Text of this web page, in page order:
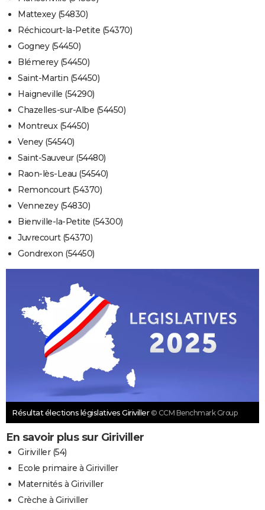
Mattexey (54830)
Réchicourt-la-Petite (54370)
Gogney (54450)
Blémerey (54450)
Saint-Martin (54450)
Haigneville (54290)
Chazelles-sur-Albe (54450)
Montreux (54450)
Veney (54540)
Saint-Sauveur (54480)
Raon-lès-Leau (54540)
Remoncourt (54370)
Vennezey (54830)
Bienville-la-Petite (54300)
Juvrecourt (54370)
Gondrexon (54450)
Résultat élections législatives Giriviller © CCM Benchmark Group
En savoir plus sur Giriviller
Giriviller (54)
Ecole primaire à Giriviller
Maternités à Giriviller
Crèche à Giriviller